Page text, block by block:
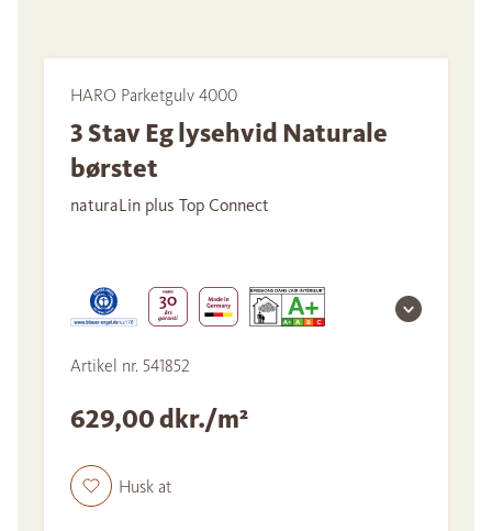
HARO Parketgulv 4000
3 Stav Eg lysehvid Naturale
børstet
naturaLin plus Top Connect
Artikel nr. 541852
629,00 dkr./m²
Husk at